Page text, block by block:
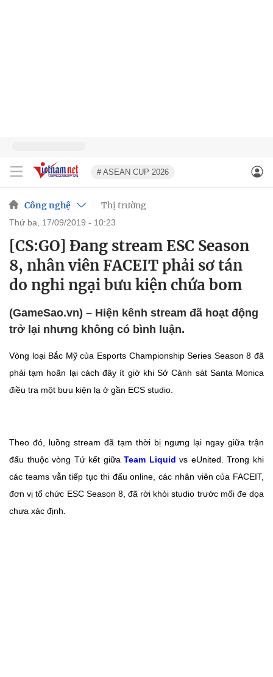
# ASEAN CUP 2026
Công nghệ Thị trường
thứ ba, 17/09/2019 - 10:23
[CS:GO] Đang stream ESC Season
8, nhân viên FACEIT phải sơ tán
do nghi ngại bưu kiện chứa bom
(GameSao.vn) – Hiện kênh stream đã hoạt động
trở lại nhưng không có bình luận.
Vòng loại Bắc Mỹ của Esports Championship Series Season 8 đã
phải tạm hoãn lại cách đây ít giờ khi Sở Cảnh sát Santa Monica
điều tra một bưu kiện lạ ở gần ECS studio.
Theo đó, luồng stream đã tạm thời bị ngưng lại ngay giữa trận
đấu thuộc vòng Tứ kết giữaTeam Liquid vs eUnited. Trong khi
các teams vẫn tiếp tục thi đấu online, các nhân viên của FACEIT,
đơn vị tổ chức ESC Season 8, đã rời khỏi studio trước mối đe dọa
chưa xác định.